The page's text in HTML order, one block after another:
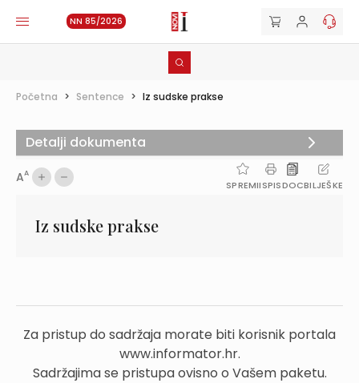
NN 85/2026
Početna > Sentence > Iz sudske prakse
AA
SPREMIISPISDOCBILJEŠKE
Iz sudske prakse
Za pristup do sadržaja morate biti korisnik portala
www.informator.hr.
Sadržajima se pristupa ovisno o Vašem paketu.
Detalji dokumenta